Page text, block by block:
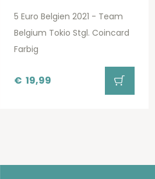
5 Euro Belgien 2021 - Team
Belgium Tokio Stgl. Coincard
Farbig
€ 19,99